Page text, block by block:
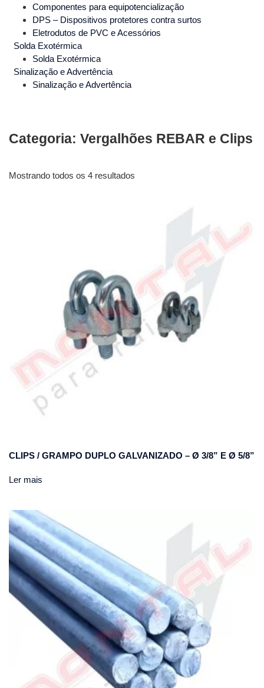
Componentes para equipotencialização
DPS – Dispositivos protetores contra surtos
Eletrodutos de PVC e Acessórios
Solda Exotérmica
Solda Exotérmica
Sinalização e Advertência
Sinalização e Advertência
Categoria: Vergalhões REBAR e Clips
Mostrando todos os 4 resultados
CLIPS / GRAMPO DUPLO GALVANIZADO – Ø 3/8” E Ø 5/8”
Ler mais